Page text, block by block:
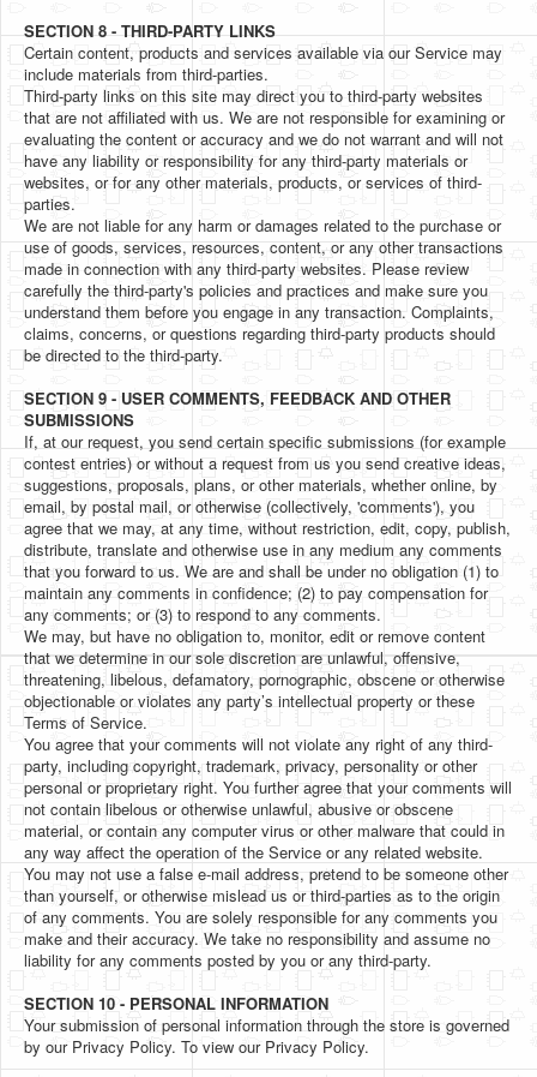
SECTION 8 - THIRD-PARTY LINKS
Certain content, products and services available via our Service may
include materials from third-parties.
Third-party links on this site may direct you to third-party websites
that are not affiliated with us. We are not responsible for examining or
evaluating the content or accuracy and we do not warrant and will not
have any liability or responsibility for any third-party materials or
websites, or for any other materials, products, or services of third-
parties.
We are not liable for any harm or damages related to the purchase or
use of goods, services, resources, content, or any other transactions
made in connection with any third-party websites. Please review
carefully the third-party's policies and practices and make sure you
understand them before you engage in any transaction. Complaints,
claims, concerns, or questions regarding third-party products should
be directed to the third-party.
SECTION 9 - USER COMMENTS, FEEDBACK AND OTHER
SUBMISSIONS
If, at our request, you send certain specific submissions (for example
contest entries) or without a request from us you send creative ideas,
suggestions, proposals, plans, or other materials, whether online, by
email, by postal mail, or otherwise (collectively, 'comments'), you
agree that we may, at any time, without restriction, edit, copy, publish,
distribute, translate and otherwise use in any medium any comments
that you forward to us. We are and shall be under no obligation (1) to
maintain any comments in confidence; (2) to pay compensation for
any comments; or (3) to respond to any comments.
We may, but have no obligation to, monitor, edit or remove content
that we determine in our sole discretion are unlawful, offensive,
threatening, libelous, defamatory, pornographic, obscene or otherwise
objectionable or violates any party’s intellectual property or these
Terms of Service.
You agree that your comments will not violate any right of any third-
party, including copyright, trademark, privacy, personality or other
personal or proprietary right. You further agree that your comments will
not contain libelous or otherwise unlawful, abusive or obscene
material, or contain any computer virus or other malware that could in
any way affect the operation of the Service or any related website.
You may not use a false e‑mail address, pretend to be someone other
than yourself, or otherwise mislead us or third-parties as to the origin
of any comments. You are solely responsible for any comments you
make and their accuracy. We take no responsibility and assume no
liability for any comments posted by you or any third-party.
SECTION 10 - PERSONAL INFORMATION
Your submission of personal information through the store is governed
by our Privacy Policy. To view our Privacy Policy.